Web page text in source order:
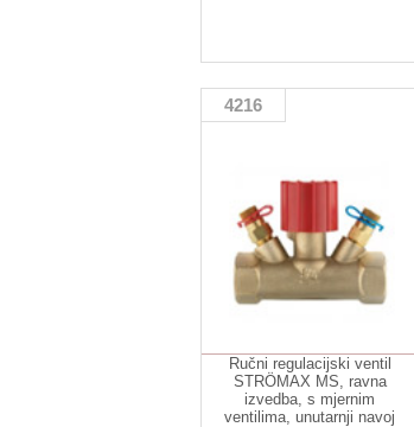
4216
Ručni regulacijski ventil
STRÖMAX MS, ravna
izvedba, s mjernim
ventilima, unutarnji navoj